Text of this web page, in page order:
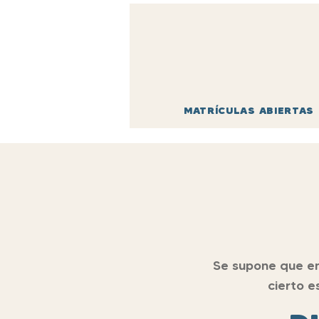
MATRÍCULAS ABIERTAS
Se supone que
cierto